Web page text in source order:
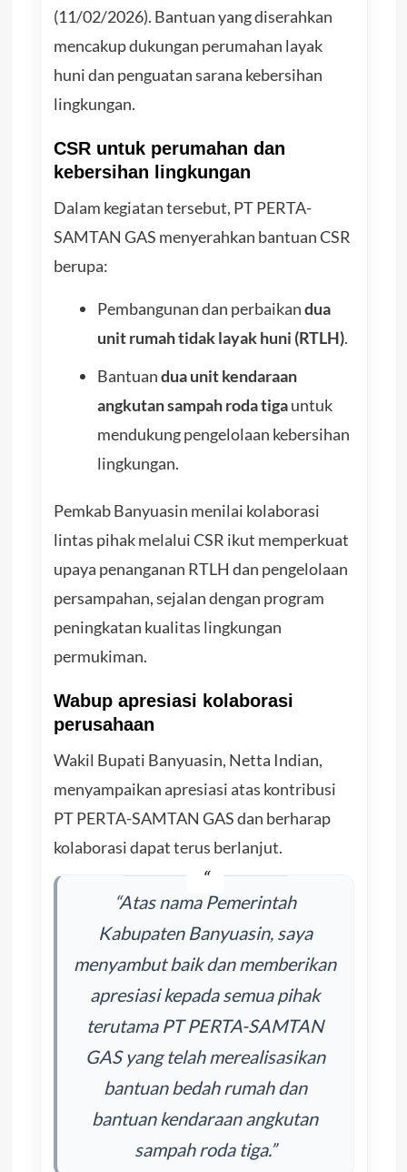
(11/02/2026). Bantuan yang diserahkan
mencakup dukungan perumahan layak
huni dan penguatan sarana kebersihan
lingkungan.
CSR untuk perumahan dan
kebersihan lingkungan
Dalam kegiatan tersebut, PT PERTA-
SAMTAN GAS menyerahkan bantuan CSR
berupa:
Pembangunan dan perbaikandua
unit rumah tidak layak huni (RTLH).
Bantuandua unit kendaraan
angkutan sampah roda tigauntuk
mendukung pengelolaan kebersihan
lingkungan.
Pemkab Banyuasin menilai kolaborasi
lintas pihak melalui CSR ikut memperkuat
upaya penanganan RTLH dan pengelolaan
persampahan, sejalan dengan program
peningkatan kualitas lingkungan
permukiman.
Wabup apresiasi kolaborasi
perusahaan
Wakil Bupati Banyuasin, Netta Indian,
menyampaikan apresiasi atas kontribusi
PT PERTA-SAMTAN GAS dan berharap
kolaborasi dapat terus berlanjut.
“Atas nama Pemerintah
Kabupaten Banyuasin, saya
menyambut baik dan memberikan
apresiasi kepada semua pihak
terutama PT PERTA-SAMTAN
GAS yang telah merealisasikan
bantuan bedah rumah dan
bantuan kendaraan angkutan
sampah roda tiga.”